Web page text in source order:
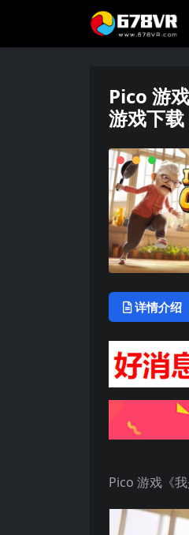
Pico 游
游戏下载
详情介绍
Pico 游戏《